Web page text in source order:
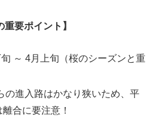
重要ポイント】
～ 4月上旬（桜のシーズンと重
の進入路はかなり狭いため、平
合に要注意！